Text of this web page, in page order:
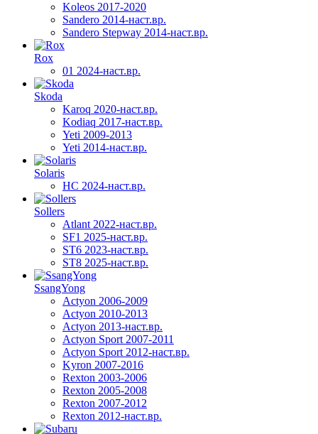
Koleos 2017-2020
Sandero 2014-наст.вр.
Sandero Stepway 2014-наст.вр.
Rox
01 2024-наст.вр.
Skoda
Karoq 2020-наст.вр.
Kodiaq 2017-наст.вр.
Yeti 2009-2013
Yeti 2014-наст.вр.
Solaris
HC 2024-наст.вр.
Sollers
Atlant 2022-наст.вр.
SF1 2025-наст.вр.
ST6 2023-наст.вр.
ST8 2025-наст.вр.
SsangYong
Actyon 2006-2009
Actyon 2010-2013
Actyon 2013-наст.вр.
Actyon Sport 2007-2011
Actyon Sport 2012-наст.вр.
Kyron 2007-2016
Rexton 2003-2006
Rexton 2005-2008
Rexton 2007-2012
Rexton 2012-наст.вр.